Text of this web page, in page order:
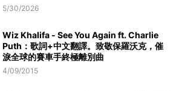
5/30/2026
Wiz Khalifa - See You Again ft. Charlie
Puth：歌詞+中文翻譯。致敬保羅沃克，催
淚全球的賽車手終極離別曲
4/09/2015